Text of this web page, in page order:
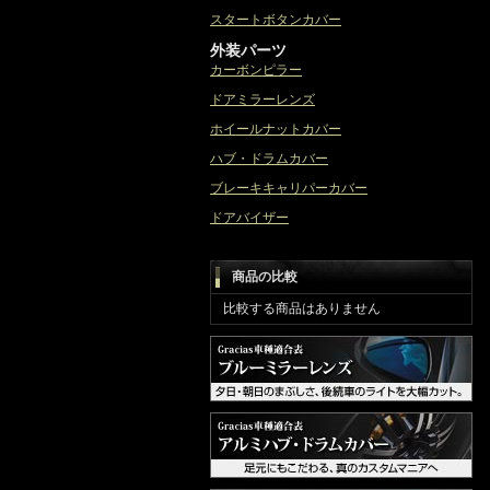
スタートボタンカバー
外装パーツ
カーボンピラー
ドアミラーレンズ
ホイールナットカバー
ハブ・ドラムカバー
ブレーキキャリパーカバー
ドアバイザー
商品の比較
比較する商品はありません